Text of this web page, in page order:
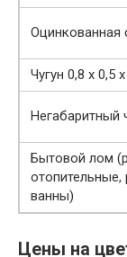
Оцинкованная
Чугун 0,8 х 0,5
Негабаритный
Бытовой лом
отопительные,
ванны)
Цены на